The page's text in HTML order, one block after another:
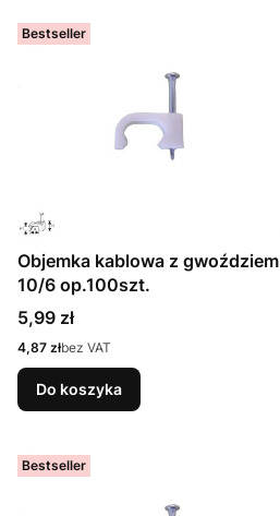
Bestseller
Objemka kablowa z gwoździem
10/6 op.100szt.
Cena
5,99 zł
Cena
4,87 złbez VAT
Do koszyka
Bestseller